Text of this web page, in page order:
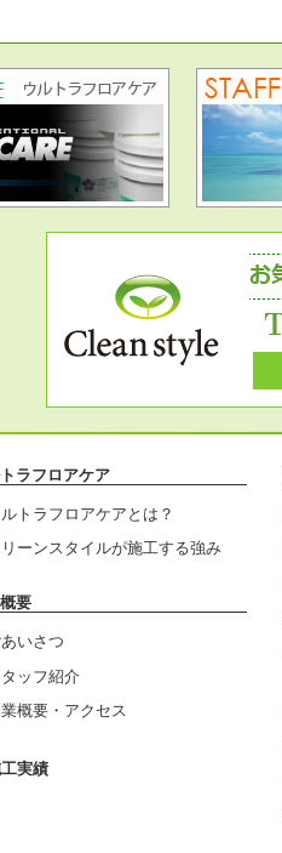
ラフロアケア
トラフロアケアとは？
ーンスタイルが施工する強み
要
いさつ
タッフ紹介
概要・アクセス
実績